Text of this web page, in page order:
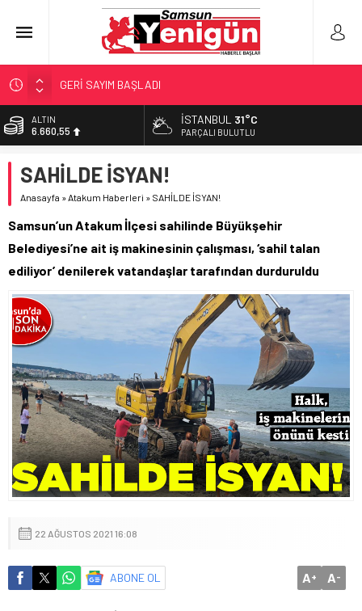
GERİ SAYIM BAŞLADI
SAMSUNSPOR’DA HEDEF 5’İNCİLİK!
‘BAFRA’YA YATIRIM YAPIN!’
YÖNETİCİ SEÇERKEN YAPILAN EN BÜYÜK HATALAR
ALTIN
6.660,55
13.779,39
DOLAR
55,1881
İSTANBUL 31°C
PARÇALI BULUTLU
SAHİLDE İSYAN!
Anasayfa »Atakum Haberleri » SAHİLDE İSYAN!
Samsun’un Atakum İlçesi sahilinde Büyükşehir
Belediyesi’ne ait iş makinesinin çalışması, ‘sahil talan
ediliyor’ denilerek vatandaşlar tarafından durduruldu
22 AĞUSTOS 2021 16:08
ABONE OL A+ A-